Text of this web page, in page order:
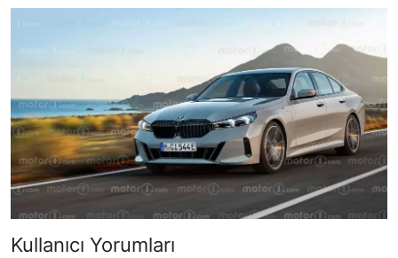
Kullanıcı Yorumları